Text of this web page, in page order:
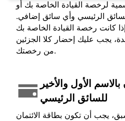
لرخصة القيادة الخاصة بك أو
الرئيسي وأي سائق إضافي.
كانت رخصة القيادة الخاصة بك
يجب عليك إحضار كلا الجزئين
من رخصتك.
الأول والأخير
للسائق الرئيسي
يجب أن تكون بطاقة الائتمان